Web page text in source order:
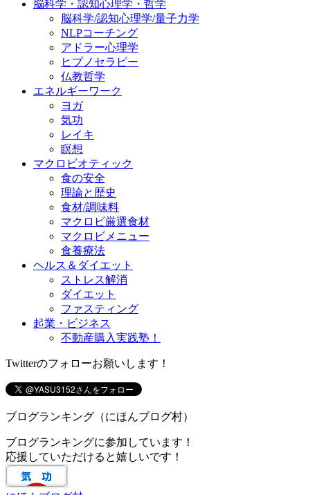
脳科学・認知心理学・哲学
脳科学/認知心理学/量子力学
NLPコーチング
アドラー心理学
ヒプノセラピー
仏教哲学
エネルギーワーク
ヨガ
気功
レイキ
瞑想
マクロビオティック
食の安全
理論と歴史
食材/調味料
マクロビ厳選食材
マクロビメニュー
食養療法
ヘルス＆ダイエット
ストレス解消
ダイエット
ファスティング
起業・ビジネス
不動産購入実践塾！
Twitterのフォローお願いします！
ブログランキング（にほんブログ村）
ブログランキングに参加しています！
応援していただけると嬉しいです！